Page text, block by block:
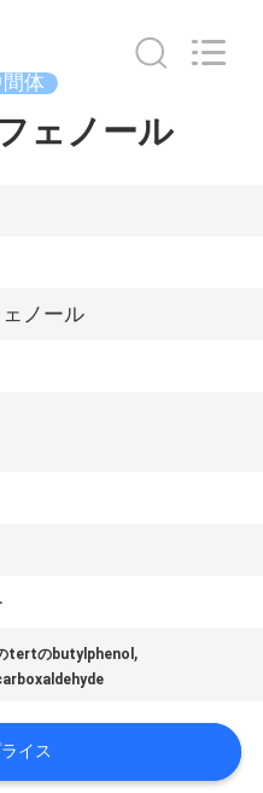
体
ェノール
ノール
tertのbutylphenol ,
イス